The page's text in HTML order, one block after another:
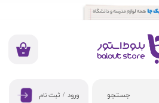
جستجو
۰
ورود / ثبت نام